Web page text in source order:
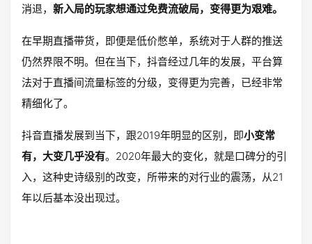
消退， 新入局的玩家想通过免费流破局，变得更为艰难。
在早期直播带货，即便是低价憋单，系统对于人群的推送
仍然界限不明。但在当下，抖音经过几年的发展，平台算
法对于直播间流量标签的分级，变得更为完善，已经非常
精细化了。
抖音直播发展到当下，跟2019年明显的区别，即小变常
有，大变几乎没有。2020年最大的变化，就是口碑分的引
入，这种史诗级别的改变，所带来的对行业的震荡，从21
年以后基本没出现过。